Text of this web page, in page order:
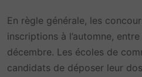
En règle générale, les
inscriptions à l’automne,
décembre. Les écoles de
candidats de déposer leur